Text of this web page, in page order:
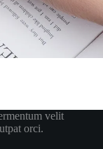
velit
orci.